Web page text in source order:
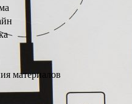
материалов